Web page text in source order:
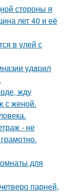
стороны я
лет 40 и её
в улей с
yдapил
жду
с женой.
- не
для
парней,